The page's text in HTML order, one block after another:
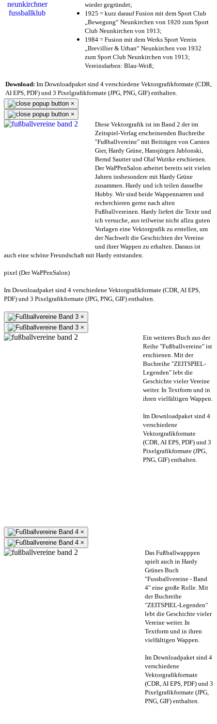
wieder gegründet;
1925 = kurz darauf Fusion mit dem Sport Club
„Bewegung“ Neunkirchen von 1920 zum Sport
Club Neunkirchen von 1913;
1984 = Fusion mit dem Werks Sport Verein
„Brevillier & Urban“ Neunkirchen von 1932
zum Sport Club Neunkirchen von 1913;
Vereinsfarben: Blau-Weiß;
Download: Im Downloadpaket sind 4 verschiedene Vektorgrafikformate (CDR,
AI EPS, PDF) und 3 Pixelgrafikformate (JPG, PNG, GIF) enthalten.
×
×
Diese Vektorgrafik ist im Band 2 der im
Zeitspiel-Verlag erscheinenden Buchreihe
"Fußballvereine" mit Beiträgen von Carsten
Gier, Hardy Grüne, Hansjürgen Jablonski,
Bernd Sautter und Olaf Wuttke erschienen.
Der WaPPenSalon arbeitet bereits seit vielen
Jahren insbesondere mit Hardy Grüne
zusammen. Hardy und ich teilen dasselbe
Hobby. Wir sind beide Wappennarren und
recherchieren gerne nach alten
Fußballvereinen. Hardy liefert die Texte und
ich versuche, aus teilweise nicht allzu guten
Vorlagen eine Vektorgrafik zu erstellen, um
der Nachwelt die Geschichten der Vereine
und ihrer Wappen zu erhalten. Daraus ist
auch eine schöne Freundschaft mit Hardy entstanden.
pixel (Der WaPPenSalon)
Im Downloadpaket sind 4 verschiedene Vektorgrafikformate (CDR, AI EPS,
PDF) und 3 Pixelgrafikformate (JPG, PNG, GIF) enthalten.
×
×
Ein weiteres Buch aus der
Reihe "Fußballvereine" ist
erschienen. Mit der
Buchreihe "ZEITSPIEL-
Legenden" lebt die
Geschichte vieler Vereine
weiter. In Textform und in
ihren vielfältigen Wappen.
Im Downloadpaket sind 4
verschiedene
Vektorgrafikformate
(CDR, AI EPS, PDF) und 3
Pixelgrafikformate (JPG,
PNG, GIF) enthalten.
×
×
Das Fußballwapppen
spielt auch in Hardy
Grünes Buch
"Fussballvereine - Band
4" eine große Rolle. Mit
der Buchreihe
"ZEITSPIEL-Legenden"
lebt die Geschichte vieler
Vereine weiter. In
Textform und in ihren
vielfältigen Wappen.
Im Downloadpaket sind 4
verschiedene
Vektorgrafikformate
(CDR, AI EPS, PDF) und 3
Pixelgrafikformate (JPG,
PNG, GIF) enthalten.